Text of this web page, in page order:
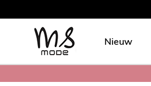
Nieuw